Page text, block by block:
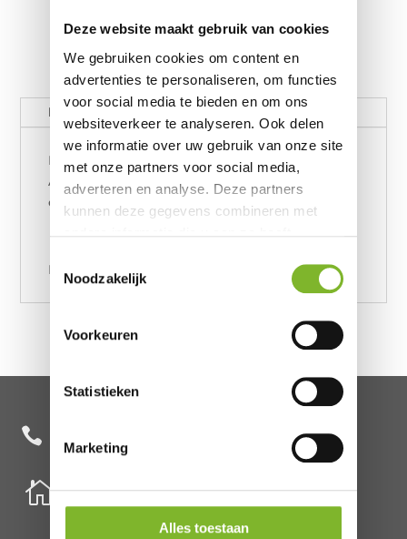
Deze website maakt gebruik van cookies
We gebruiken cookies om content en
advertenties te personaliseren, om functies
voor social media te bieden en om ons
websiteverkeer te analyseren. Ook delen
we informatie over uw gebruik van onze site
met onze partners voor social media,
adverteren en analyse. Deze partners
kunnen deze gegevens combineren met
basis van uw gebruik van hun services.
Noodzakelijk
Voorkeuren
Statistieken
Marketing
Alles toestaan
Beschrijving
Harun Boz #58062
Aanpassing van opbergbox zijkant naar
opbergbox voorkant. €200,-
Lisa


Nederland
Schenkkade 50k
2595 AR Den Haag